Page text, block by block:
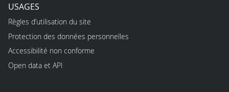
USAGES
Règles d’utilisation du site
Protection des données personnelles
Accessibilité non conforme
Open data et API